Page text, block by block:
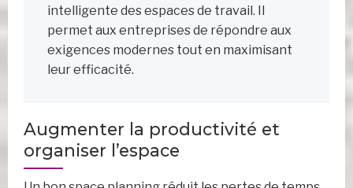
intelligente des espaces de travail. Il
permet aux entreprises de répondre aux
exigences modernes tout en maximisant
leur efficacité.
Augmenter la productivité et
organiser l’espace